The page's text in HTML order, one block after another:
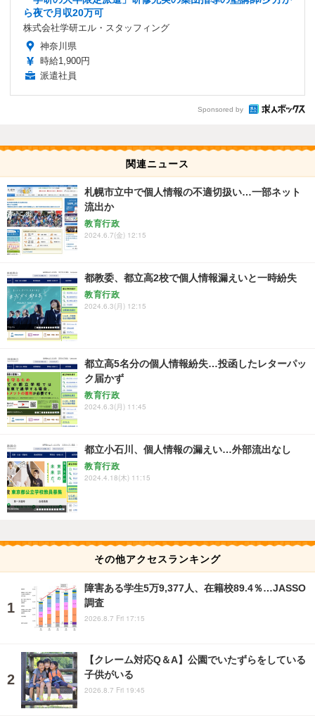
ら夜で月収20万可
株式会社学研エル・スタッフィング
神奈川県
時給1,900円
派遣社員
Sponsored by
関連ニュース
札幌市立中で個人情報の不適切扱い…一部ネット
流出か
教育行政
2024.6.7(金) 12:15
都教委、都立高2校で個人情報漏えいと一時紛失
教育行政
2024.6.3(月) 12:15
都立高5名分の個人情報紛失…投函したレターパッ
ク届かず
教育行政
2024.6.3(月) 11:45
都立小石川、個人情報の漏えい…外部流出なし
教育行政
2024.4.18(木) 11:15
その他アクセスランキング
障害ある学生5万9,377人、在籍校89.4％…JASSO
調査
2026.8.7 Fri 17:15
【クレーム対応Q＆A】公園でいたずらをしている
子供がいる
2026.8.7 Fri 19:45